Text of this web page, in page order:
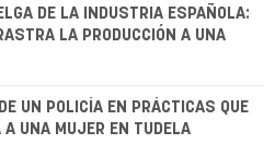
DE LA INDUSTRIA ESPAÑOLA:
LA PRODUCCIÓN A UNA
UN POLICÍA EN PRÁCTICAS QUE
A UNA MUJER EN TUDELA